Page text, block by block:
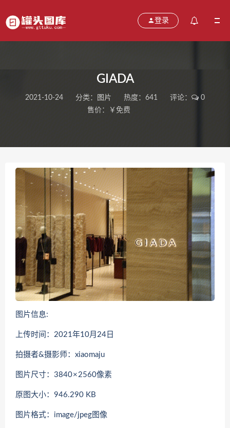
登录
GIADA
2021-10-24 分类： 图片 热度：641 评论：
0
售价：￥免费
图片信息:
上传时间：2021年10月24日
拍摄者&摄影师：xiaomaju
图片尺寸：3840 × 2560像素
原图大小：946.290 KB
图片格式：image/jpeg图像